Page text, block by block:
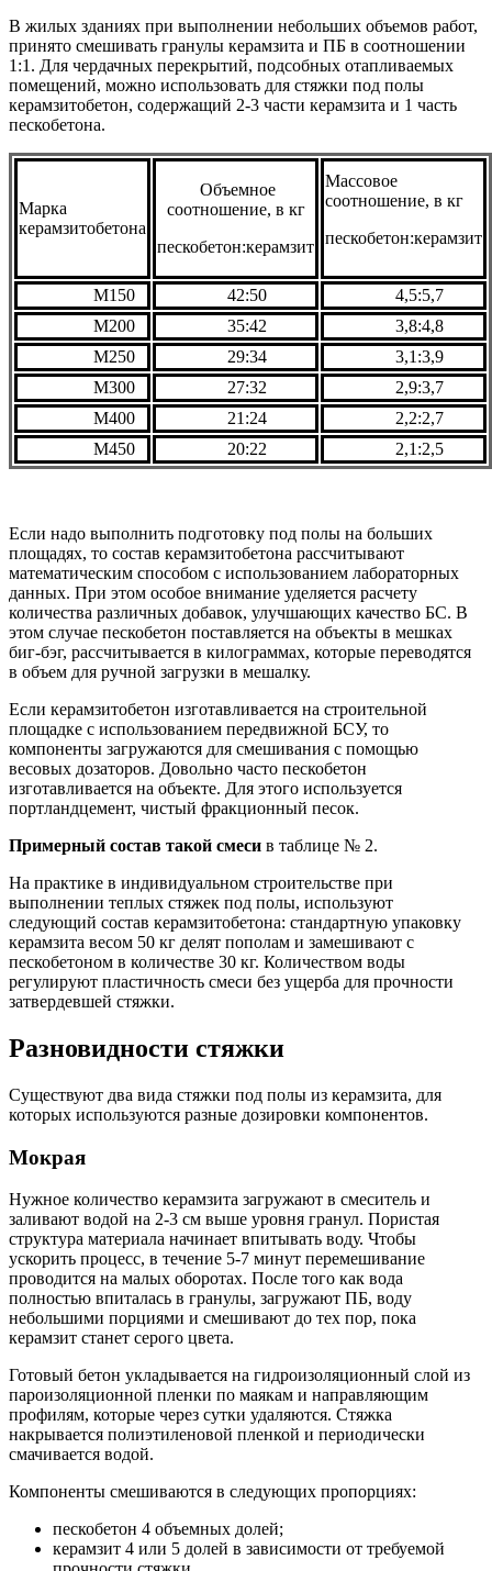
В жилых зданиях при выполнении небольших объемов работ,
принято смешивать гранулы керамзита и ПБ в соотношении
1:1. Для чердачных перекрытий, подсобных отапливаемых
помещений, можно использовать для стяжки под полы
керамзитобетон, содержащий 2-3 части керамзита и 1 часть
пескобетона.
Марка
керамзитобетона
Объемное
соотношение, в кг
пескобетон:керамзит
Массовое
соотношение, в кг
пескобетон:керамзит
М150 42:50
4,5:5,7
М200
35:42
3,8:4,8
М250
29:34
3,1:3,9
М300
27:32
2,9:3,7
М400
21:24
2,2:2,7
М450
20:22 2,1:2,5
Если надо выполнить подготовку под полы на больших
площадях, то состав керамзитобетона рассчитывают
математическим способом с использованием лабораторных
данных. При этом особое внимание уделяется расчету
количества различных добавок, улучшающих качество БС. В
этом случае пескобетон поставляется на объекты в мешках
биг-бэг, рассчитывается в килограммах, которые переводятся
в объем для ручной загрузки в мешалку.
Если керамзитобетон изготавливается на строительной
площадке с использованием передвижной БСУ, то
компоненты загружаются для смешивания с помощью
весовых дозаторов. Довольно часто пескобетон
изготавливается на объекте. Для этого используется
портландцемент, чистый фракционный песок.
Примерный состав такой смеси в таблице № 2.
На практике в индивидуальном строительстве при
выполнении теплых стяжек под полы, используют
следующий состав керамзитобетона: стандартную упаковку
керамзита весом 50 кг делят пополам и замешивают с
пескобетоном в количестве 30 кг. Количеством воды
регулируют пластичность смеси без ущерба для прочности
затвердевшей стяжки.
Разновидности стяжки
Существуют два вида стяжки под полы из керамзита, для
которых используются разные дозировки компонентов.
Мокрая
Нужное количество керамзита загружают в смеситель и
заливают водой на 2-3 см выше уровня гранул. Пористая
структура материала начинает впитывать воду. Чтобы
ускорить процесс, в течение 5-7 минут перемешивание
проводится на малых оборотах. После того как вода
полностью впиталась в гранулы, загружают ПБ, воду
небольшими порциями и смешивают до тех пор, пока
керамзит станет серого цвета.
Готовый бетон укладывается на гидроизоляционный слой из
пароизоляционной пленки по маякам и направляющим
профилям, которые через сутки удаляются. Стяжка
накрывается полиэтиленовой пленкой и периодически
смачивается водой.
Компоненты смешиваются в следующих пропорциях:
пескобетон 4 объемных долей;
керамзит 4 или 5 долей в зависимости от требуемой